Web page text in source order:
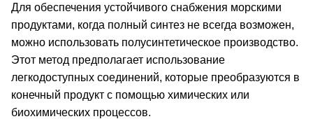
Для обеспечения устойчивого снабжения морскими
продуктами, когда полный синтез не всегда возможен,
можно использовать полусинтетическое производство.
Этот метод предполагает использование
легкодоступных соединений, которые преобразуются в
конечный продукт с помощью химических или
биохимических процессов.